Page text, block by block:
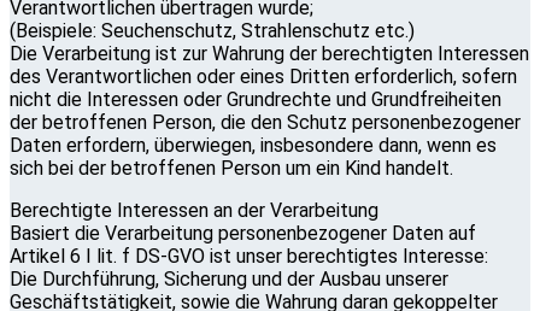
Verantwortlichen übertragen wurde;
(Beispiele: Seuchenschutz, Strahlenschutz etc.)
Die Verarbeitung ist zur Wahrung der berechtigten Interessen
des Verantwortlichen oder eines Dritten erforderlich, sofern
nicht die Interessen oder Grundrechte und Grundfreiheiten
der betroffenen Person, die den Schutz personenbezogener
Daten erfordern, überwiegen, insbesondere dann, wenn es
sich bei der betroffenen Person um ein Kind handelt.
Berechtigte Interessen an der Verarbeitung
Basiert die Verarbeitung personenbezogener Daten auf
Artikel 6 I lit. f DS-GVO ist unser berechtigtes Interesse:
Die Durchführung, Sicherung und der Ausbau unserer
Geschäftstätigkeit, sowie die Wahrung daran gekoppelter